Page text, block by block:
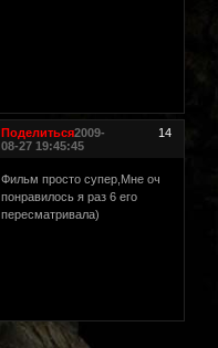
Поделиться 14
2009-
08-27 19:45:45
Фильм просто супер,Мне оч
понравилось я раз 6 его
пересматривала)